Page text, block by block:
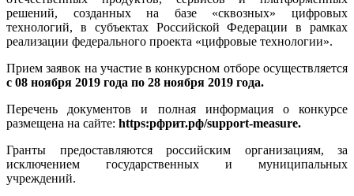
решений, созданных на базе «сквозных» цифровых
технологий, в субъектах Российской Федерации в рамках
реализации федерального проекта «цифровые технологии».
Прием заявок на участие в конкурсном отборе осуществляется
с 08 ноября 2019 года по 28 ноября 2019 года.
Перечень документов и полная информация о конкурсе
размещена на сайте: https:рфрит.рф/support-measure.
Гранты предоставляются российским организациям, за
исключением государственных и муниципальных
учреждений.